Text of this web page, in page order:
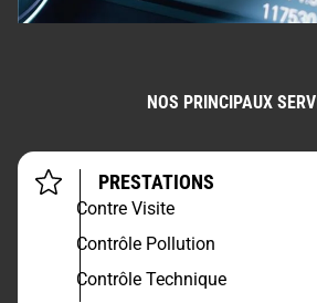
NOS PRINCIPAUX
PRESTATIONS
Contre Visite
Contrôle Pollution
Contrôle Technique